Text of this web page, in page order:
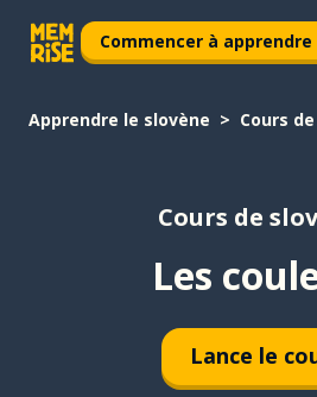
Commencer à apprendre
Apprendre le slovène Cours
Cours de
Les
Lance le